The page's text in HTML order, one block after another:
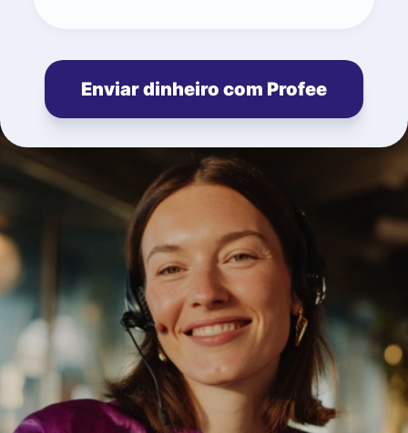
Enviar dinheiro com Profee